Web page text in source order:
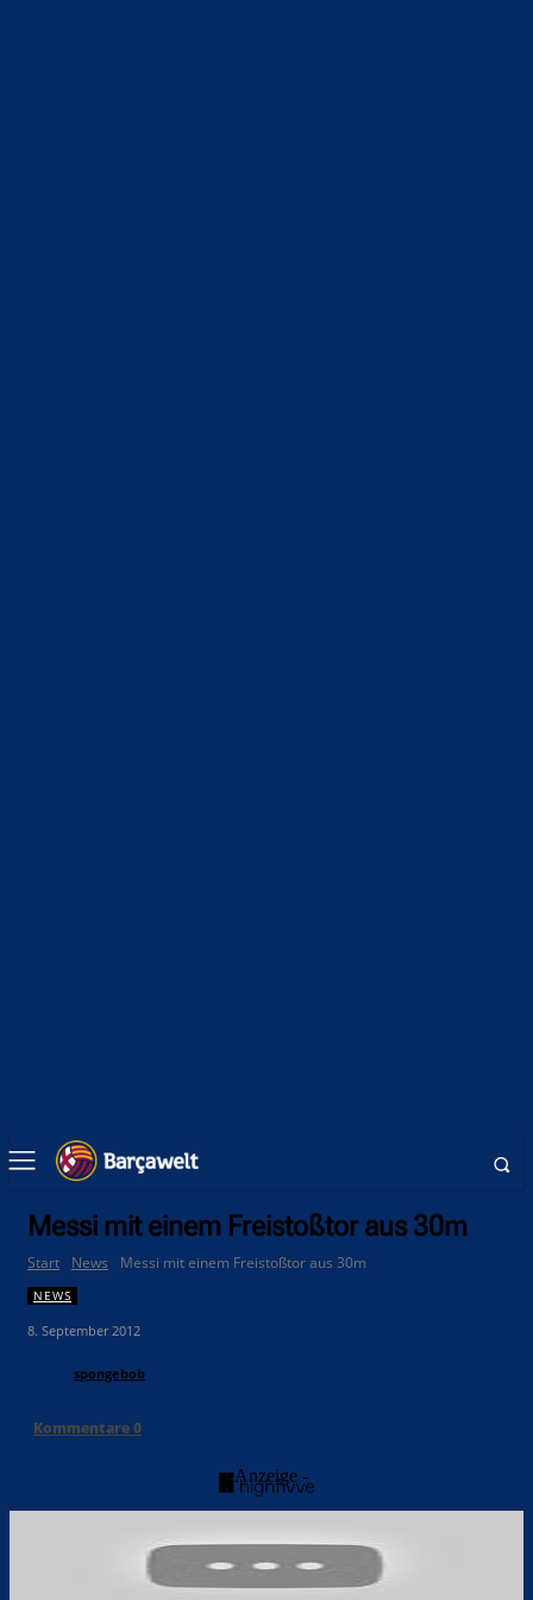
Messi mit einem Freistoßtor aus 30m
Start News Messi mit einem Freistoßtor aus 30m
NEWS
8. September 2012
spongebob
Kommentare0
- Anzeige -